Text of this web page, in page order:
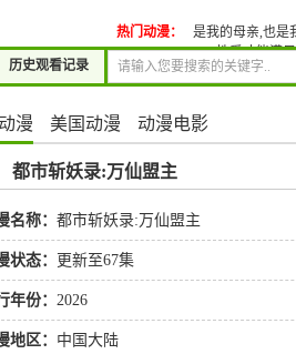
历史观看记录
热门动漫： 是我的母亲,也是
性爱才能满
漫 美国动漫 动漫电影
都市斩妖录:万仙盟主
名称： 都市斩妖录:万仙盟主
状态： 更新至67集
年份： 2026
地区： 中国大陆